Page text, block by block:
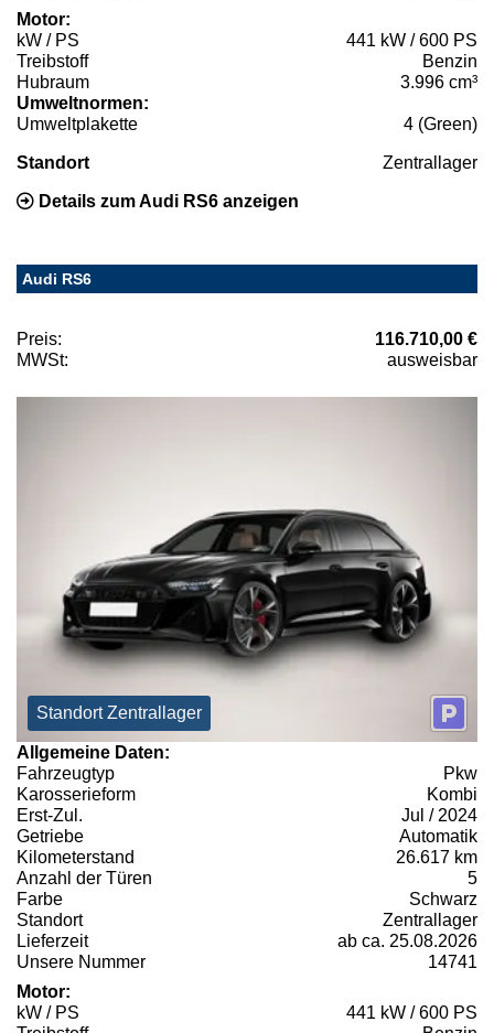
Motor:
kW / PS
441 kW / 600 PS
Treibstoff
Benzin
Hubraum
3.996 cm³
Umweltnormen:
Umweltplakette
4 (Green)
Standort Zentrallager
Details zum Audi RS6 anzeigen
Audi RS6
Preis:
116.710,00 €
MWSt:
ausweisbar
Standort Zentrallager
Allgemeine Daten:
Fahrzeugtyp
Pkw
Karosserieform
Kombi
Erst-Zul.
Jul / 2024
Getriebe
Automatik
Kilometerstand
26.617 km
Anzahl der Türen
5
Farbe
Schwarz
Standort
Zentrallager
Lieferzeit
ab ca. 25.08.2026
Unsere Nummer
14741
Motor:
kW / PS
441 kW / 600 PS